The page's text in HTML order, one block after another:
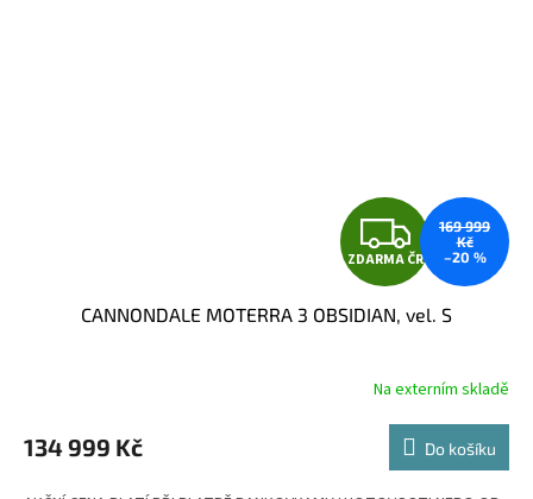
Z
D
A
R
M
A
ZDARMA ČR
169 999
Kč
–20 %
CANNONDALE MOTERRA 3 OBSIDIAN, vel. S
Na externím skladě
134 999 Kč Do košíku